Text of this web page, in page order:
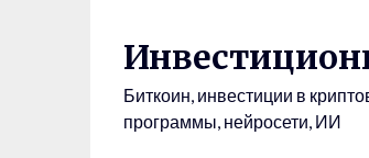
Биткоин, инвестиции в
программы, нейросети, ИИ